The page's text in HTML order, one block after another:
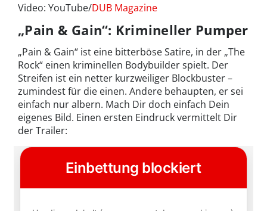
Video: YouTube/DUB Magazine
„Pain & Gain“: Krimineller Pumper
„Pain & Gain“ ist eine bitterböse Satire, in der „The
Rock“ einen kriminellen Bodybuilder spielt. Der
Streifen ist ein netter kurzweiliger Blockbuster –
zumindest für die einen. Andere behaupten, er sei
einfach nur albern. Mach Dir doch einfach Dein
eigenes Bild. Einen ersten Eindruck vermittelt Dir
der Trailer: